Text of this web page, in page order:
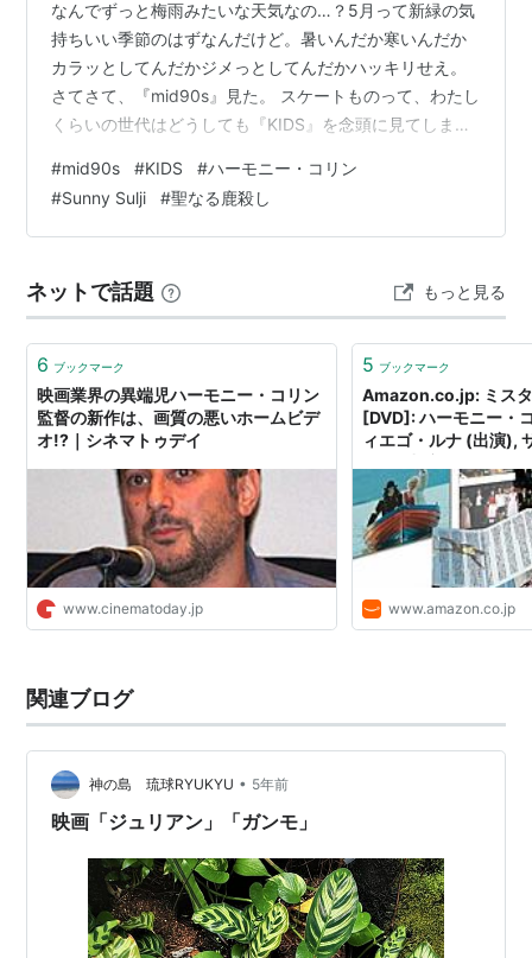
ジュリアン（1999） 監督、脚本
ガンモ（1997） 監督、脚本
KIDS／キッズ（1995） 脚本、出演
なんでずっと梅雨みたいな天気なの…？5月って新緑の気
持ちいい季節のはずなんだけど。暑いんだか寒いんだか
カラッとしてんだかジメっとしてんだかハッキリせえ。
さてさて、『mid90s』見た。 スケートものって、わたし
くらいの世代はどうしても『KIDS』を念頭に見てしまう
で、オシャレで。 “自分もティーンのときに見た”ことも
相まって初見の衝撃を越すことはないと思う。 ただ、ス
ケートボードとティーンという共通点はあれど、それと
は男じゃないし、年上の兄弟もいない。男と女ではヒエ
ラルキーの種類や、成り立ち、…
#mid90s #KIDS #ハーモニー・コリン
#Sunny Sulji #聖なる鹿殺し
ネットで話題 もっと見る
6 ブックマーク
映画業界の異端児ハーモニー・コリン
監督の新作は、画質の悪いホームビデ
オ!?｜シネマトゥデイ
www.cinematoday.jp
5 ブックマーク
Amazon.co.jp: ミス
[DVD]: ハーモニー・
ィエゴ・ルナ (出演),
ェルナー・ヘルツォ
www.amazon.co.jp
関連ブログ
神の島 琉球RYUKYU • 5年前
映画「ジュリアン」「ガンモ」